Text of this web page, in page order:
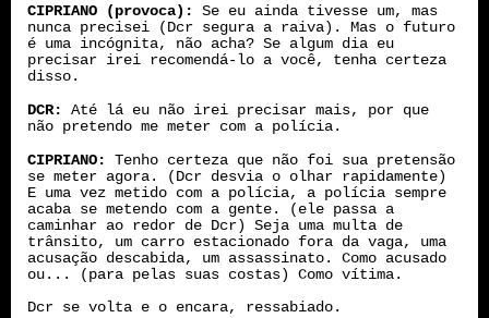
CIPRIANO (provoca):
Se eu ainda tivesse um, mas
nunca precisei (Dcr segura a raiva). Mas o futuro
é uma incógnita, não acha? Se algum dia eu
precisar irei recomendá-lo a você, tenha certeza
disso.
DCR:
Até lá eu não irei precisar mais, por que
não pretendo me meter com a polícia.
CIPRIANO:
Tenho certeza que não foi sua pretensão
se meter agora. (Dcr desvia o olhar rapidamente)
E uma vez metido com a polícia, a polícia sempre
acaba se metendo com a gente. (ele passa a
caminhar ao redor de Dcr) Seja uma multa de
trânsito, um carro estacionado fora da vaga, uma
acusação descabida, um assassinato. Como acusado
ou... (para pelas suas costas) Como vítima.
Dcr se volta e o encara, ressabiado.